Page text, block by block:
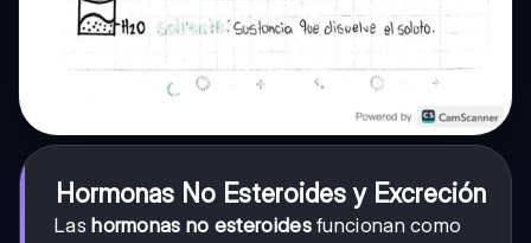
Hormonas No Esteroides y Excreción
Lashormonas no esteroidesfuncionan como